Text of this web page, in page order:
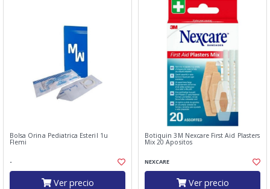
Bolsa Orina Pediatrica Esteril 1u
Flemi
-
Ver precio
Botiquin 3M Nexcare First Aid Plasters
Mix 20 Apositos
NEXCARE
Ver precio